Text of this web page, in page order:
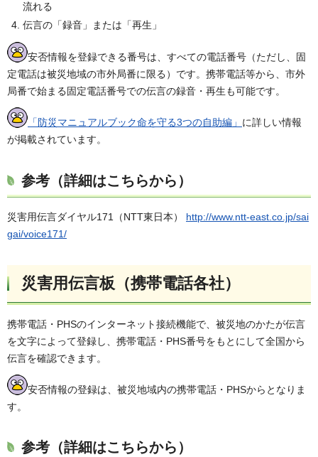
流れる
伝言の「録音」または「再生」
安否情報を登録できる番号は、すべての電話番号（ただし、固
定電話は被災地域の市外局番に限る）です。携帯電話等から、市外
局番で始まる固定電話番号での伝言の録音・再生も可能です。
「防災マニュアルブック命を守る3つの自助編」 に詳しい情報
が掲載されています。
参考（詳細はこちらから）
災害用伝言ダイヤル171（NTT東日本） http://www.ntt-east.co.jp/sai
gai/voice171/
災害用伝言板（携帯電話各社）
携帯電話・PHSのインターネット接続機能で、被災地のかたが伝言
を文字によって登録し、携帯電話・PHS番号をもとにして全国から
伝言を確認できます。
安否情報の登録は、被災地域内の携帯電話・PHSからとなりま
す。
参考（詳細はこちらから）